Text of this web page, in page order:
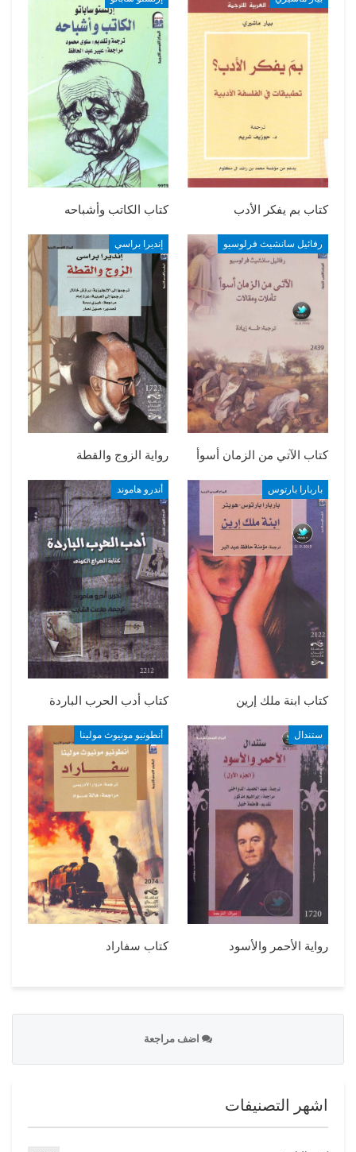
كتاب بم يفكر الأدب كتاب الكاتب وأشباحه
رفائيل سانشيث فرلوسيو
كتاب الآتي من الزمان أسوأ
إنديرا براسي
رواية الزوج والقطة
باربارا بارتوس
كتاب ابنة ملك إرين
أندرو هاموند
كتاب أدب الحرب الباردة
ستندال
رواية الأحمر والأسود
أنطونيو مونيوث مولينا
كتاب سفاراد
اضف مراجعة
اشهر التصنيفات